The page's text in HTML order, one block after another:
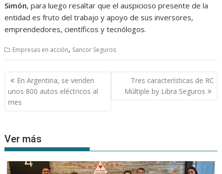
Simón, para luego resaltar que el auspicioso presente de la
entidad es fruto del trabajo y apoyo de sus inversores,
emprendedores, científicos y tecnólogos.
Empresas en acción, Sancor Seguros
Navegación
de
entradas
En Argentina, se venden
unos 800 autos eléctricos al
mes
Tres características de RC
Múltiple by Libra Seguros
Ver más